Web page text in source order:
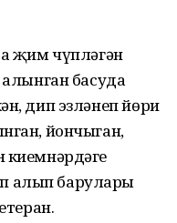
җим чүпләгән
басуда
дип эзләнеп йөри
йончыган,
киемнәрдәге
алып барулары